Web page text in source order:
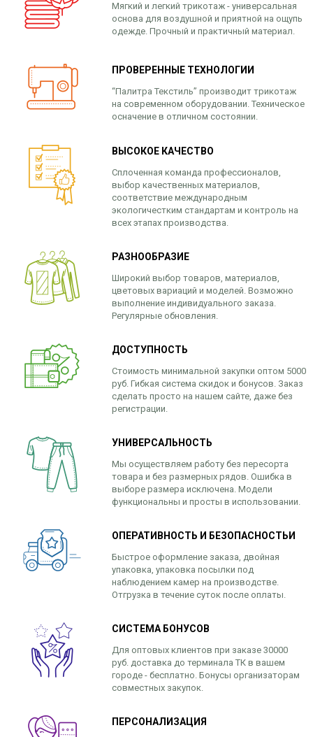
Мягкий и легкий трикотаж - универсальная
основа для воздушной и приятной на ощупь
одежде. Прочный и практичный материал.
ПРОВЕРЕННЫЕ ТЕХНОЛОГИИ
“Палитра Текстиль” производит трикотаж
на современном оборудовании. Техническое
осначение в отличном состоянии.
ВЫСОКОЕ КАЧЕСТВО
Сплоченная команда профессионалов,
выбор качественных материалов,
соответствие международным
экологичестким стандартам и контроль на
всех этапах производства.
РАЗНООБРАЗИЕ
Широкий выбор товаров, материалов,
цветовых вариаций и моделей. Возможно
выполнение индивидуального заказа.
Регулярные обновления.
ДОСТУПНОСТЬ
Стоимость минимальной закупки оптом 5000
руб. Гибкая система скидок и бонусов. Заказ
сделать просто на нашем сайте, даже без
регистрации.
УНИВЕРСАЛЬНОСТЬ
Мы осуществляем работу без пересорта
товара и без размерных рядов. Ошибка в
выборе размера исключена. Модели
функциональны и просты в использовании.
ОПЕРАТИВНОСТЬ И БЕЗОПАСНОСТЬИ
Быстрое оформление заказа, двойная
упаковка, упаковка посылки под
наблюдением камер на производстве.
Отгрузка в течение суток после оплаты.
СИСТЕМА БОНУСОВ
Для оптовых клиентов при заказе 30000
руб. доставка до терминала ТК в вашем
городе - бесплатно. Бонусы организаторам
совместных закупок.
ПЕРСОНАЛИЗАЦИЯ